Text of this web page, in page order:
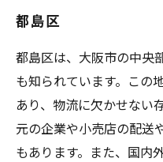
都島区
都島区は、大阪市の中央
も知られています。この
あり、物流に欠かせない
元の企業や小売店の配送
もあります。また、国内